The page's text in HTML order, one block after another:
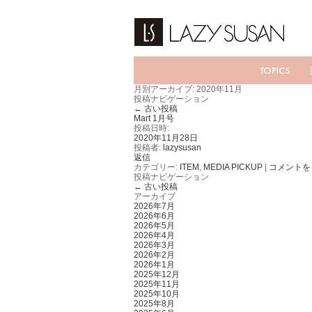
月別アーカイブ: 2020年11月
投稿ナビゲーション
← 古い投稿
Mart 1月号
投稿日時:
2020年11月28日
投稿者: lazysusan
返信
カテゴリー: ITEM , MEDIA PICKUP
コメント
投稿ナビゲーション
← 古い投稿
アーカイブ
2026年7月
2026年6月
2026年5月
2026年4月
2026年3月
2026年2月
2026年1月
2025年12月
2025年11月
2025年10月
2025年8月